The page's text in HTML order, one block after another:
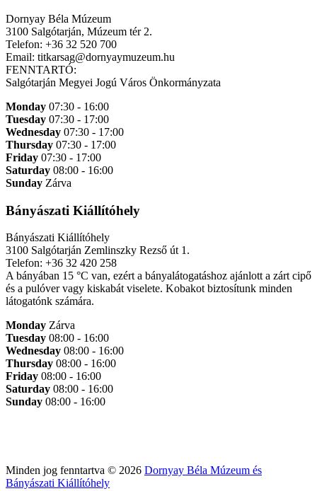
Dornyay Béla Múzeum
3100 Salgótarján, Múzeum tér 2.
Telefon: +36 32 520 700
Email: titkarsag@dornyaymuzeum.hu
FENNTARTÓ:
Salgótarján Megyei Jogú Város Önkormányzata
Monday 07:30 - 16:00
Tuesday 07:30 - 17:00
Wednesday 07:30 - 17:00
Thursday 07:30 - 17:00
Friday 07:30 - 17:00
Saturday 08:00 - 16:00
Sunday Zárva
Bányászati Kiállítóhely
Bányászati Kiállítóhely
3100 Salgótarján Zemlinszky Rezső út 1.
Telefon: +36 32 420 258
A bányában 15 °C van, ezért a bányalátogatáshoz ajánlott a zárt cipő
és a pulóver vagy kiskabát viselete. Kobakot biztosítunk minden
látogatónk számára.
Monday Zárva
Tuesday 08:00 - 16:00
Wednesday 08:00 - 16:00
Thursday 08:00 - 16:00
Friday 08:00 - 16:00
Saturday 08:00 - 16:00
Sunday 08:00 - 16:00
Minden jog fenntartva © 2026 Dornyay Béla Múzeum és
Bányászati Kiállítóhely